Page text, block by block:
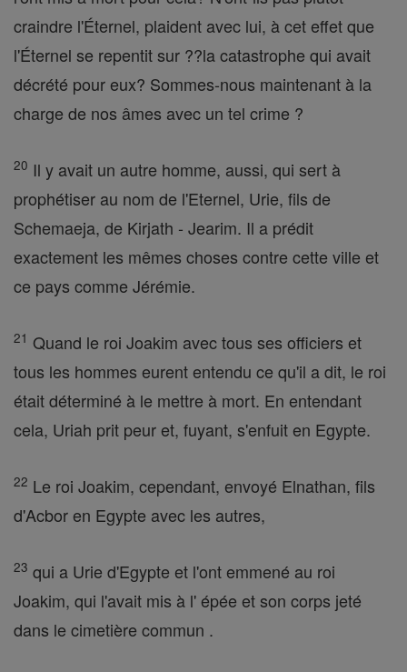
craindre l'Éternel, plaident avec lui, à cet effet que
l'Éternel se repentit sur ??la catastrophe qui avait
décrété pour eux? Sommes-nous maintenant à la
charge de nos âmes avec un tel crime ?
20 Il y avait un autre homme, aussi, qui sert à
prophétiser au nom de l'Eternel, Urie, fils de
Schemaeja, de Kirjath - Jearim. Il a prédit
exactement les mêmes choses contre cette ville et
ce pays comme Jérémie.
21 Quand le roi Joakim avec tous ses officiers et
tous les hommes eurent entendu ce qu'il a dit, le roi
était déterminé à le mettre à mort. En entendant
cela, Uriah prit peur et, fuyant, s'enfuit en Egypte.
22 Le roi Joakim, cependant, envoyé Elnathan, fils
d'Acbor en Egypte avec les autres,
23 qui a Urie d'Egypte et l'ont emmené au roi
Joakim, qui l'avait mis à l' épée et son corps jeté
dans le cimetière commun .